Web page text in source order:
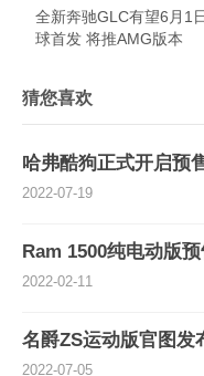
全新奔驰GLC有望6月1
球首发 将推AMG版本
猜您喜欢
哈弗酷狗正式开启预
2022-07-19
Ram 1500纯电动版
2022-02-11
名爵ZS运动版官图发
2022-07-05